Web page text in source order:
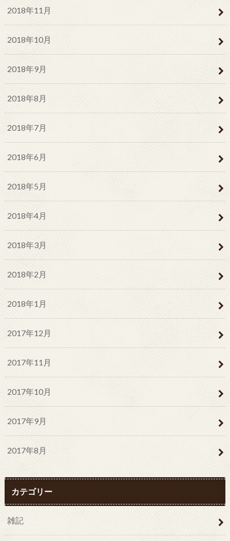
2018年11月
2018年10月
2018年9月
2018年8月
2018年7月
2018年6月
2018年5月
2018年4月
2018年3月
2018年2月
2018年1月
2017年12月
2017年11月
2017年10月
2017年9月
2017年8月
カテゴリー
雑記